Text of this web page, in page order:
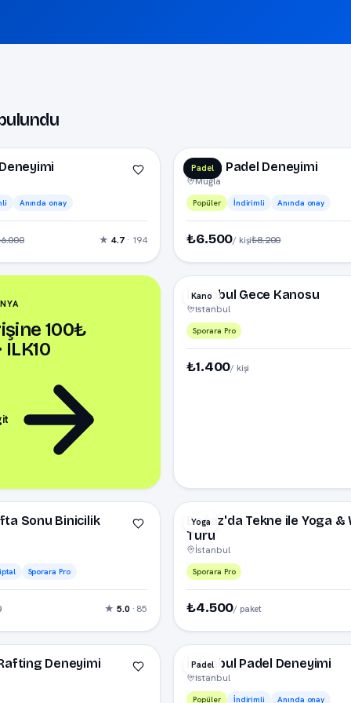
Anında onay
★4.7· 194
Padel
Muğla Padel Deneyimi
Muğla
Popüler İndirimli Anında onay
₺6.500/ kişi₺8.200
100₺
Kano
İstanbul Gece Kanosu
İstanbul
Sporara Pro
₺1.400/ kişi
Sonu Binicilik
Sporara Pro
★ 5.0· 85
Yoga
Boğaz'da Tekne ile Yoga &
Turu
İstanbul
Sporara Pro
₺4.500/ paket
Rafting Deneyimi Padel
İstanbul Padel Deneyimi
İstanbul
Popüler İndirimli Anında onay